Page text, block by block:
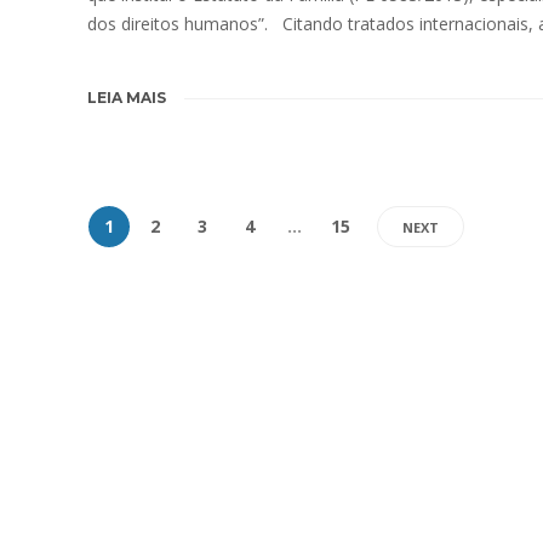
dos direitos humanos”. Citando tratados internacionais,
LEIA MAIS
1 2 3 4 … 15 NEXT